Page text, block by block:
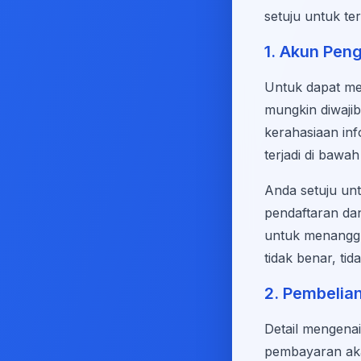
setuju untuk
1. Akun
Untuk dapat
mungkin
kerahasiaan
terjadi di
Anda setuju
pendaftaran
untuk
tidak benar,
2.
Detail
pembayaran